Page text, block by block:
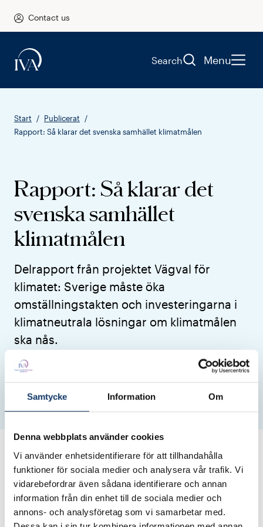
Samtycke Information Om
Denna webbplats använder cookies
Vi använder enhetsidentifierare för att tillhandahålla
funktioner för sociala medier och analysera vår trafik. Vi
vidarebefordrar även sådana identifierare och annan
information från din enhet till de sociala medier och
annons- och analysföretag som vi samarbetar med.
Contact us
Search Menu
Start
Publicerat
Rapport: Så klarar det svenska samhället klimatmålen
Rapport: Så klarar det
svenska samhället
klimatmålen
Delrapport från projektet Vägval för
klimatet: Sverige måste öka
omställningstakten och investeringarna i
klimatneutrala lösningar om klimatmålen
ska nås.
Energy & Resources
Reports
De direkta utsläppen av växthusgaser i Sverige
har sedan år 1990 minskat med nästan 20
miljoner ton. Nu återstår 50 miljoner ton att
reducera till år 2045.